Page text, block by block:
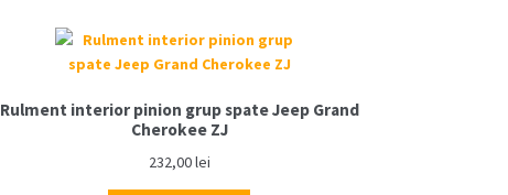
Rulment interior pinion grup spate Jeep Grand
Cherokee ZJ
232,00lei